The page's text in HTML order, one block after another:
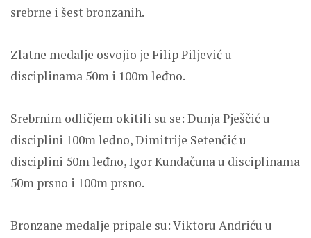
srebrne i šest bronzanih.
Zlatne medalje osvojio je Filip Piljević u
disciplinama 50m i 100m leđno.
Srebrnim odličjem okitili su se: Dunja Pješčić u
disciplini 100m leđno, Dimitrije Setenčić u
disciplini 50m leđno, Igor Kundačuna u disciplinama
50m prsno i 100m prsno.
Bronzane medalje pripale su: Viktoru Andriću u